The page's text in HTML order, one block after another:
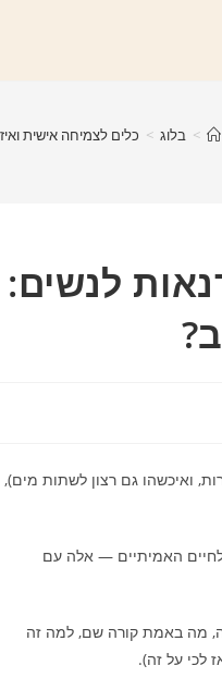
> בלוג > כלים לצמיחה אישית
לנשים:
ואיכשהו גם רצון לשתות מים),
האמיתיים — אלה עם
מה באמת קורה שם, למה זה
לכי על זה).